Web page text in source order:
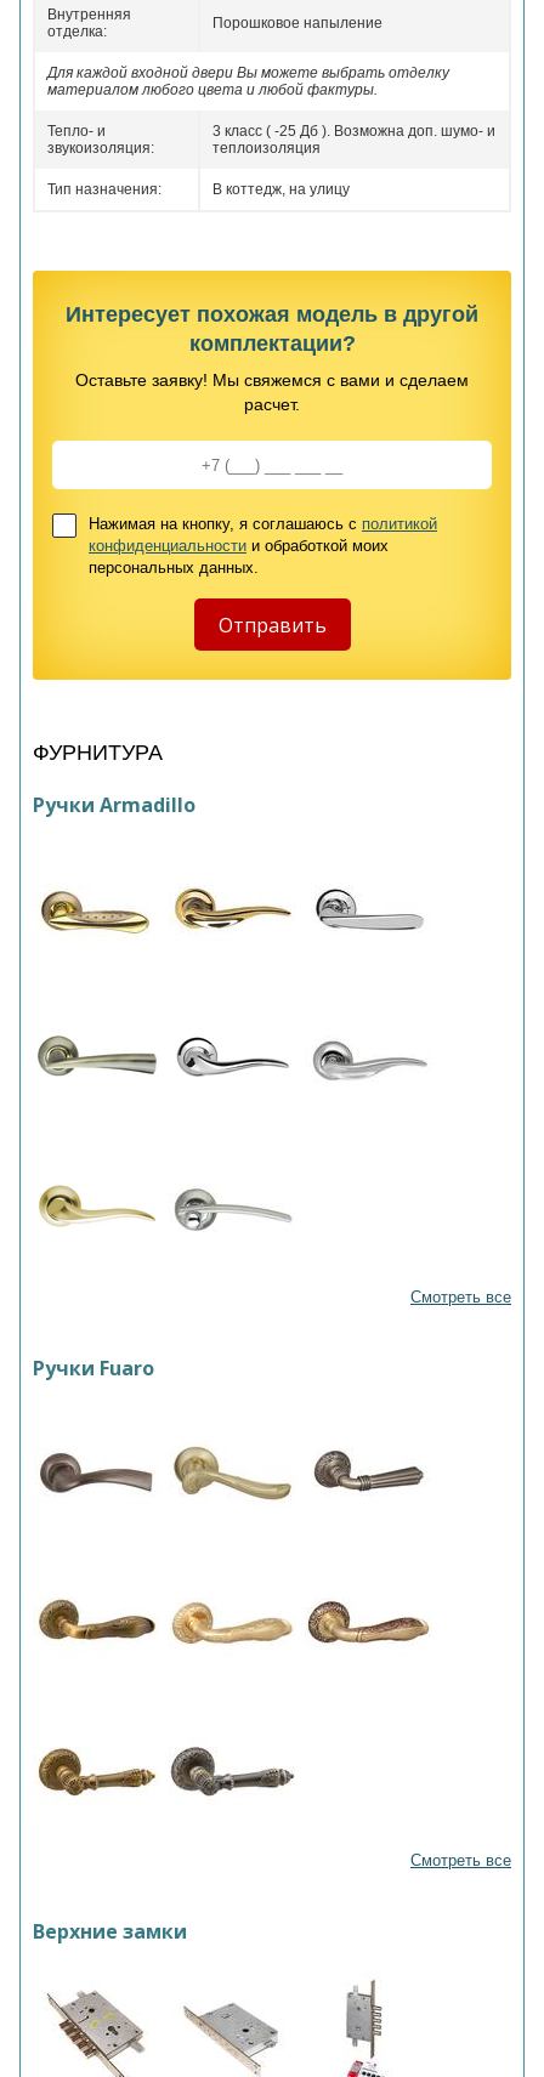
Внутренняя
отделка:
Порошковое напыление
Для каждой входной двери Вы можете выбрать отделку
материалом любого цвета и любой фактуры.
Тепло- и
звукоизоляция:
3 класс ( -25 Дб ). Возможна доп. шумо- и
теплоизоляция
Тип назначения: В коттедж, на улицу
Интересует похожая модель в другой
комплектации?
Оставьте заявку! Мы свяжемся с вами и сделаем
расчет.
Нажимая на кнопку, я соглашаюсь с политикой
конфиденциальности и обработкой моих
персональных данных.
ФУРНИТУРА
Ручки Armadillo
Смотреть все
Ручки Fuaro
Смотреть все
Верхние замки